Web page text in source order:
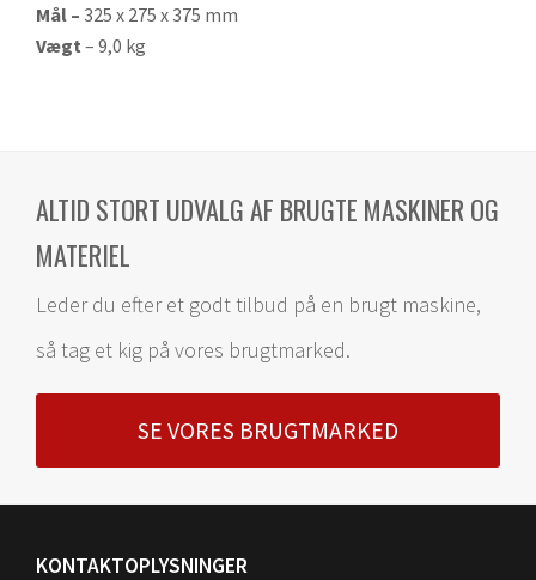
Mål – 325 x 275 x 375 mm
Vægt – 9,0 kg
ALTID STORT UDVALG AF BRUGTE MASKINER OG
MATERIEL
Leder du efter et godt tilbud på en brugt maskine,
så tag et kig på vores brugtmarked.
SE VORES BRUGTMARKED
KONTAKTOPLYSNINGER